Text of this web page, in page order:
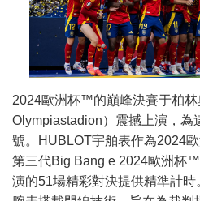
2024歐洲杯™的巔峰決賽于柏
Olympiastadion）震撼上演，為
號。HUBLOT宇舶表作為2024
第三代Big Bang e 2024歐洲杯
演的51場精彩對決提供精準計